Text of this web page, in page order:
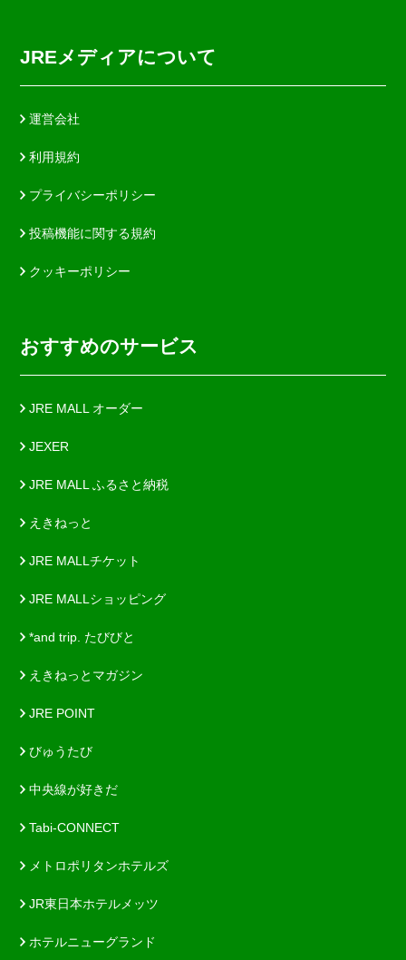
JREメディアについて
運営会社
利用規約
プライバシーポリシー
投稿機能に関する規約
クッキーポリシー
おすすめのサービス
JRE MALL オーダー
JEXER
JRE MALL ふるさと納税
えきねっと
JRE MALLチケット
JRE MALLショッピング
*and trip. たびびと
えきねっとマガジン
JRE POINT
びゅうたび
中央線が好きだ
Tabi-CONNECT
メトロポリタンホテルズ
JR東日本ホテルメッツ
ホテルニューグランド